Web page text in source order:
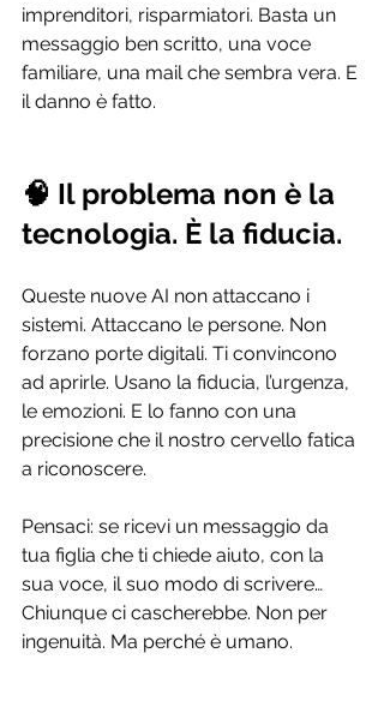
imprenditori, risparmiatori. Basta un
messaggio ben scritto, una voce
familiare, una mail che sembra vera. E
il danno è fatto.
🧠 Il problema non è la
tecnologia. È la fiducia.
Queste nuove AI non attaccano i
sistemi. Attaccano le persone. Non
forzano porte digitali. Ti convincono
ad aprirle. Usano la fiducia, l’urgenza,
le emozioni. E lo fanno con una
precisione che il nostro cervello fatica
a riconoscere.
Pensaci: se ricevi un messaggio da
tua figlia che ti chiede aiuto, con la
sua voce, il suo modo di scrivere…
Chiunque ci cascherebbe. Non per
ingenuità. Ma perché è umano.